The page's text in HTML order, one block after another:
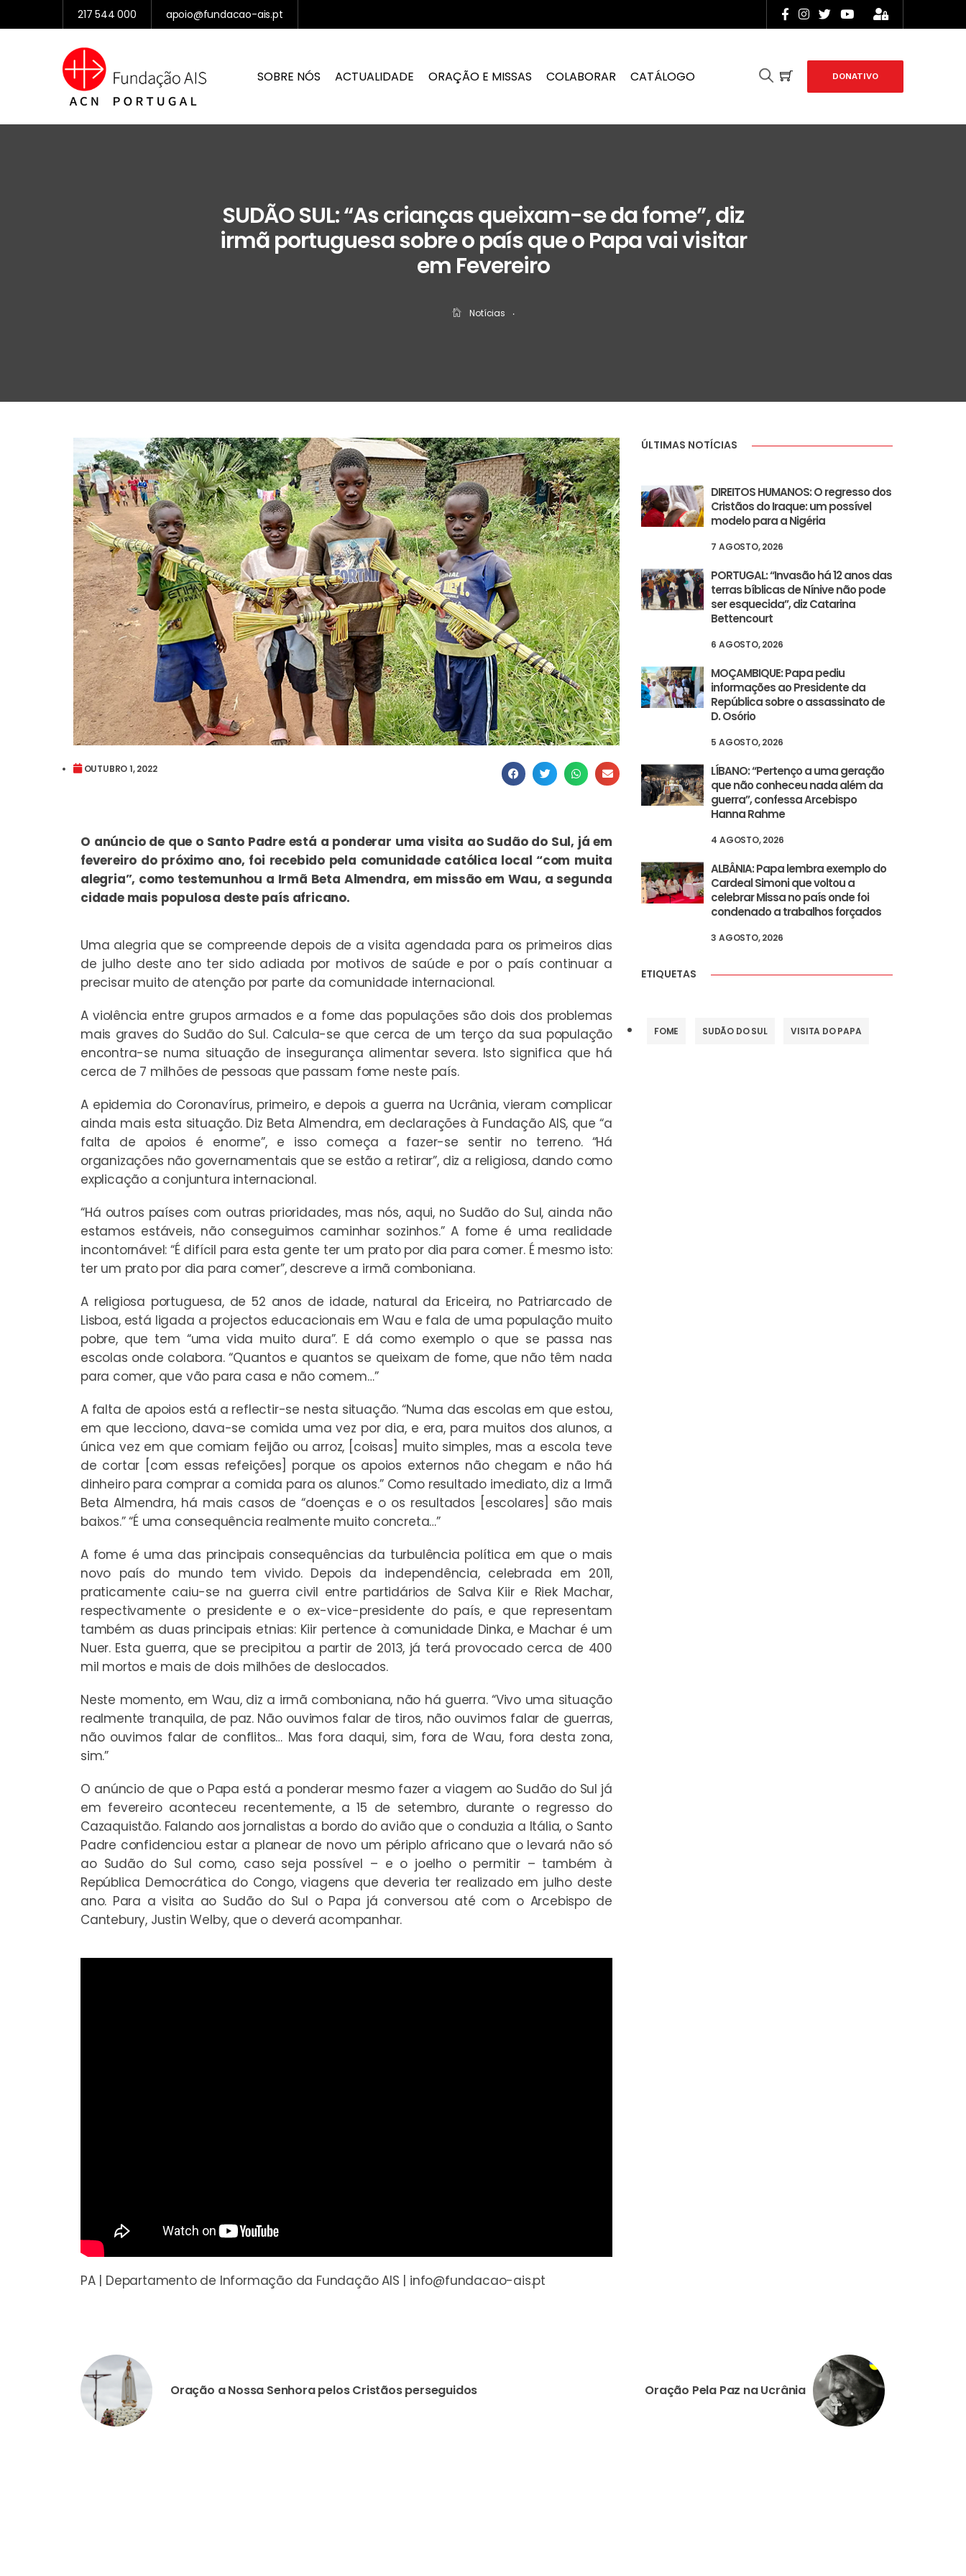
217 544 000 apoio@fundacao-ais.pt
SOBRE NÓS ACTUALIDADE ORAÇÃO E MISSAS COLABORAR CATÁLOGO DONATIVO
SUDÃO SUL: “As crianças queixam-se da fome”, diz
irmã portuguesa sobre o país que o Papa vai visitar
em Fevereiro
Notícias ‧
OUTUBRO 1, 2022
O anúncio de que o Santo Padre está a ponderar uma visita ao Sudão do Sul, já em
fevereiro do próximo ano, foi recebido pela comunidade católica local “com muita
alegria”, como testemunhou a Irmã Beta Almendra, em missão em Wau, a segunda
cidade mais populosa deste país africano.
Uma alegria que se compreende depois de a visita agendada para os primeiros dias
de julho deste ano ter sido adiada por motivos de saúde e por o país continuar a
precisar muito de atenção por parte da comunidade internacional.
A violência entre grupos armados e a fome das populações são dois dos problemas
mais graves do Sudão do Sul. Calcula-se que cerca de um terço da sua população
encontra-se numa situação de insegurança alimentar severa. Isto significa que há
cerca de 7 milhões de pessoas que passam fome neste país.
A epidemia do Coronavírus, primeiro, e depois a guerra na Ucrânia, vieram complicar
ainda mais esta situação. Diz Beta Almendra, em declarações à Fundação AIS, que “a
falta de apoios é enorme”, e isso começa a fazer-se sentir no terreno. “Há
organizações não governamentais que se estão a retirar”, diz a religiosa, dando como
explicação a conjuntura internacional.
“Há outros países com outras prioridades, mas nós, aqui, no Sudão do Sul, ainda não
estamos estáveis, não conseguimos caminhar sozinhos.” A fome é uma realidade
incontornável: “É difícil para esta gente ter um prato por dia para comer. É mesmo isto:
ter um prato por dia para comer”, descreve a irmã comboniana.
A religiosa portuguesa, de 52 anos de idade, natural da Ericeira, no Patriarcado de
Lisboa, está ligada a projectos educacionais em Wau e fala de uma população muito
pobre, que tem “uma vida muito dura”. E dá como exemplo o que se passa nas
escolas onde colabora. “Quantos e quantos se queixam de fome, que não têm nada
para comer, que vão para casa e não comem…”
A falta de apoios está a reflectir-se nesta situação. “Numa das escolas em que estou,
em que lecciono, dava-se comida uma vez por dia, e era, para muitos dos alunos, a
única vez em que comiam feijão ou arroz, [coisas] muito simples, mas a escola teve
de cortar [com essas refeições] porque os apoios externos não chegam e não há
dinheiro para comprar a comida para os alunos.” Como resultado imediato, diz a Irmã
Beta Almendra, há mais casos de “doenças e o os resultados [escolares] são mais
baixos.” “É uma consequência realmente muito concreta…”
A fome é uma das principais consequências da turbulência política em que o mais
novo país do mundo tem vivido. Depois da independência, celebrada em 2011,
praticamente caiu-se na guerra civil entre partidários de Salva Kiir e Riek Machar,
respectivamente o presidente e o ex-vice-presidente do país, e que representam
também as duas principais etnias: Kiir pertence à comunidade Dinka, e Machar é um
Nuer. Esta guerra, que se precipitou a partir de 2013, já terá provocado cerca de 400
mil mortos e mais de dois milhões de deslocados.
Neste momento, em Wau, diz a irmã comboniana, não há guerra. “Vivo uma situação
realmente tranquila, de paz. Não ouvimos falar de tiros, não ouvimos falar de guerras,
não ouvimos falar de conflitos… Mas fora daqui, sim, fora de Wau, fora desta zona,
sim.”
O anúncio de que o Papa está a ponderar mesmo fazer a viagem ao Sudão do Sul já
em fevereiro aconteceu recentemente, a 15 de setembro, durante o regresso do
Cazaquistão. Falando aos jornalistas a bordo do avião que o conduzia a Itália, o Santo
Padre confidenciou estar a planear de novo um périplo africano que o levará não só
ao Sudão do Sul como, caso seja possível – e o joelho o permitir – também à
República Democrática do Congo, viagens que deveria ter realizado em julho deste
ano. Para a visita ao Sudão do Sul o Papa já conversou até com o Arcebispo de
Cantebury, Justin Welby, que o deverá acompanhar.
PA | Departamento de Informação da Fundação AIS | info@fundacao-ais.pt
ÚLTIMAS NOTÍCIAS
DIREITOS HUMANOS: O regresso dos
Cristãos do Iraque: um possível
modelo para a Nigéria
7 AGOSTO, 2026
PORTUGAL: “Invasão há 12 anos das
terras bíblicas de Nínive não pode
ser esquecida”, diz Catarina
Bettencourt
6 AGOSTO, 2026
MOÇAMBIQUE: Papa pediu
informações ao Presidente da
República sobre o assassinato de
D. Osório
5 AGOSTO, 2026
LÍBANO: “Pertenço a uma geração
que não conheceu nada além da
guerra”, confessa Arcebispo
Hanna Rahme
4 AGOSTO, 2026
ALBÂNIA: Papa lembra exemplo do
Cardeal Simoni que voltou a
celebrar Missa no país onde foi
condenado a trabalhos forçados
3 AGOSTO, 2026
ETIQUETAS
FOME SUDÃO DO SUL VISITA DO PAPA
Oração a Nossa Senhora pelos Cristãos perseguidos Oração Pela Paz na Ucrânia